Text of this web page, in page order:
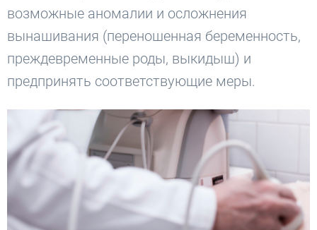
возможные аномалии и осложнения
вынашивания (переношенная беременность,
преждевременные роды, выкидыш) и
предпринять соответствующие меры.